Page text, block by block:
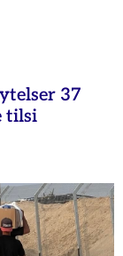
37
tilsi